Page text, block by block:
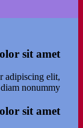
sit amet
adipiscing elit,
nonummy
sit amet